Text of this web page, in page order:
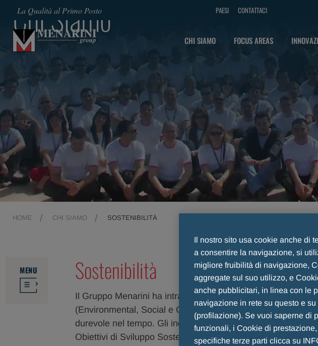
La Qualità al Primo Posto PAESI CONTATTACI
CHI SIAMO FOCUS AREAS
Chi Siamo
HOME CHI SIAMO SOSTENIBILITÀ
MENU Sostenibilità
Il Gruppo Menarini ha intrapreso un percorso strutturato di
(Environmental, Social e Governance) all’interno del
durevole nel tempo. Gli indirizzi strategici sono stati
Obiettivi di Sviluppo Sostenibile (Sustainable Development
Il nostro sito usa cookie anche di
a consentire la navigazione, si
migliore fruibilità di navigazione,
aggregate sul suo utilizzo, e
anche pubblicitari, in linea con le
navigazione in rete su questo e
(profilazione). Se vuoi saperne di
funzionali, i Cookie di
specifiche terze parti clicca su